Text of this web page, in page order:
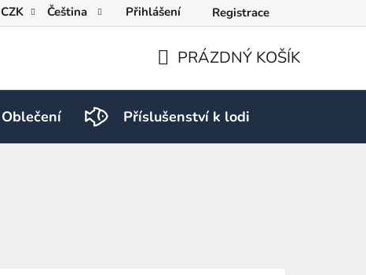
CZK Čeština Přihlášení Registrace
KOŠÍK
PRÁZDNÝ KOŠÍK
Oblečení Příslušenství k lodi